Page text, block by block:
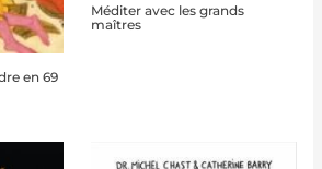
en 69
Méditer avec les grands
maîtres